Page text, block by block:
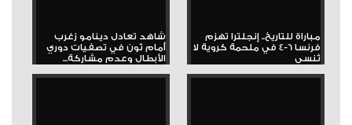
مباراة للتاريخ.. إنجلترا تهزم
فرنسا 6-4 في ملحمة كروية لا
تُنسى
شاهد تعادل دينامو زغرب
أمام ثون في تصفيات دوري
الأبطال وعدم مشاركة...